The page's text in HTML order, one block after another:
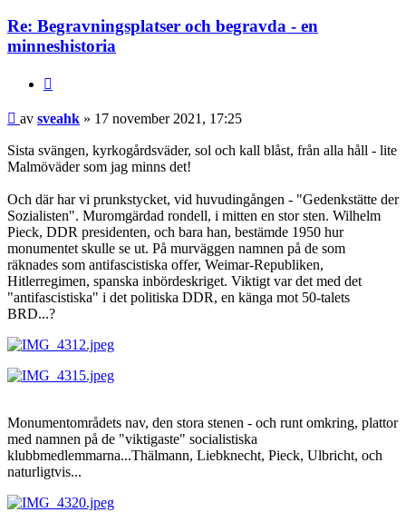
Re: Begravningsplatser och begravda - en
minneshistoria
Inlägg
av sveahk » 17 november 2021, 17:25
Sista svängen, kyrkogårdsväder, sol och kall blåst, från alla håll - lite
Malmöväder som jag minns det!
Och där har vi prunkstycket, vid huvudingången - "Gedenkstätte der
Sozialisten". Muromgärdad rondell, i mitten en stor sten. Wilhelm
Pieck, DDR presidenten, och bara han, bestämde 1950 hur
monumentet skulle se ut. På murväggen namnen på de som
räknades som antifascistiska offer, Weimar-Republiken,
Hitlerregimen, spanska inbördeskriget. Viktigt var det med det
"antifascistiska" i det politiska DDR, en känga mot 50-talets
BRD...?
Monumentområdets nav, den stora stenen - och runt omkring, plattor
med namnen på de "viktigaste" socialistiska
klubbmedlemmarna...Thälmann, Liebknecht, Pieck, Ulbricht, och
naturligtvis...